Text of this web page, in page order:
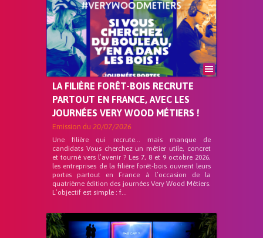
LA FILIÈRE FORÊT-BOIS RECRUTE
PARTOUT EN FRANCE, AVEC LES
JOURNÉES VERY WOOD MÉTIERS !
Emission du 20/07/2026
Une filière qui recrute… mais manque de
candidats Vous cherchez un métier utile, concret
et tourné vers l’avenir ? Les 7, 8 et 9 octobre 2026,
les entreprises de la filière forêt-bois ouvrent leurs
portes partout en France à l’occasion de la
quatrième édition des journées Very Wood Métiers.
L’objectif est simple : f...